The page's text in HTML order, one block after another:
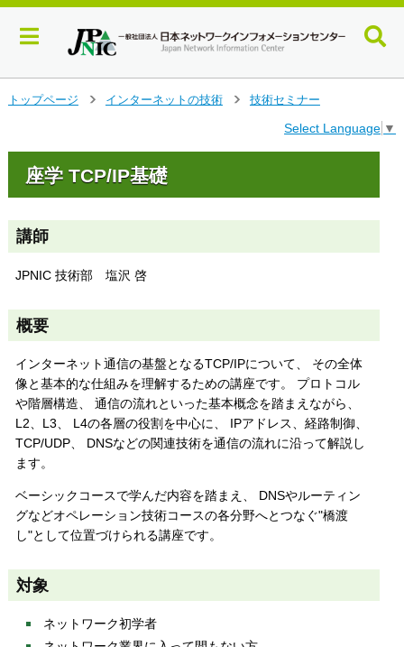
コ
ツ
トップページ
インターネットの技術
技術セミナー
Select Language ▼
座学 TCP/IP基礎
講師
JPNIC 技術部 塩沢 啓
概要
インターネット通信の基盤となるTCP/IPについて、 その全体
像と基本的な仕組みを理解するための講座です。 プロトコル
や階層構造、 通信の流れといった基本概念を踏まえながら、
L2、L3、 L4の各層の役割を中心に、 IPアドレス、経路制御、
TCP/UDP、 DNSなどの関連技術を通信の流れに沿って解説し
ます。
ベーシックコースで学んだ内容を踏まえ、 DNSやルーティン
グなどオペレーション技術コースの各分野へとつなぐ"橋渡
し"として位置づけられる講座です。
対象
ネットワーク初学者